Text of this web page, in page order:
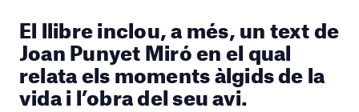
El llibre inclou, a més, un text de
Joan Punyet Miró en el qual
relata els moments àlgids de la
vida i l’obra del seu avi.